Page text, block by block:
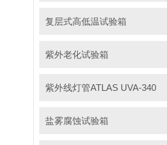
复层式高低温试验箱
紫外老化试验箱
紫外线灯管ATLAS UVA-340
盐雾腐蚀试验箱